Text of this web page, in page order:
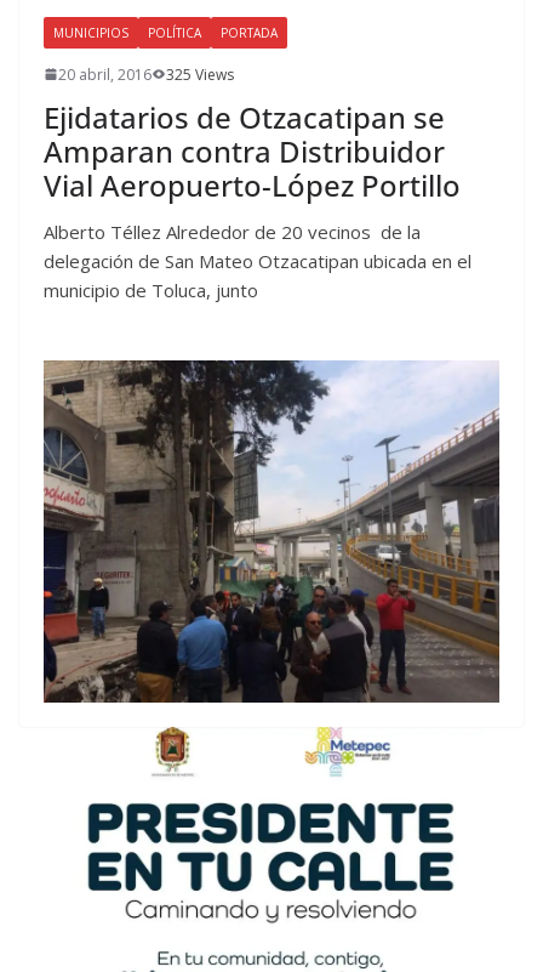
MUNICIPIOS POLÍTICA PORTADA
20 abril, 2016 325 Views
Ejidatarios de Otzacatipan se
Amparan contra Distribuidor
Vial Aeropuerto-López Portillo
Alberto Téllez Alrededor de 20 vecinos de la
delegación de San Mateo Otzacatipan ubicada en el
municipio de Toluca, junto